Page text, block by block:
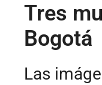
Tres
Bogotá
Las